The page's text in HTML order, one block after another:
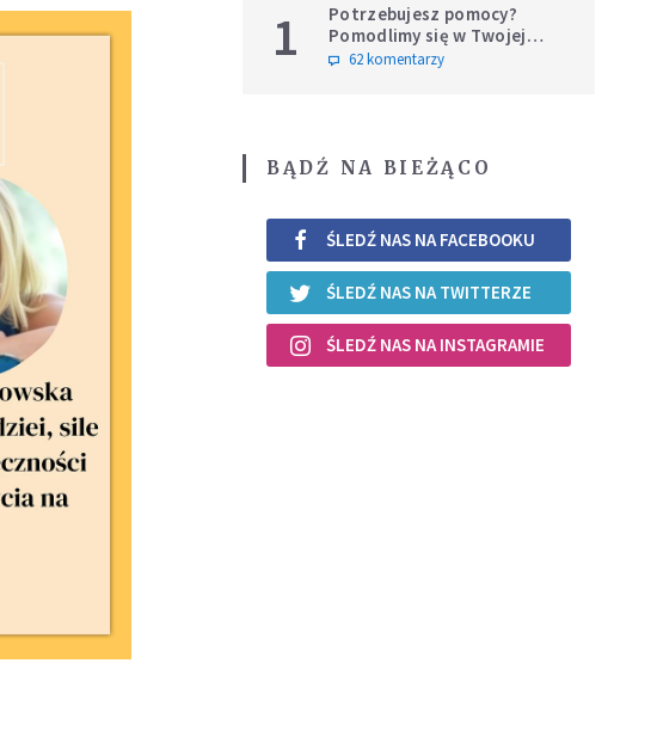
1
Potrzebujesz pomocy?
Pomodlimy się w Twojej
intencji
62 komentarzy
BĄDŹ NA BIEŻĄCO
ŚLEDŹ NAS NA FACEBOOKU
ŚLEDŹ NAS NA TWITTERZE
ŚLEDŹ NAS NA INSTAGRAMIE